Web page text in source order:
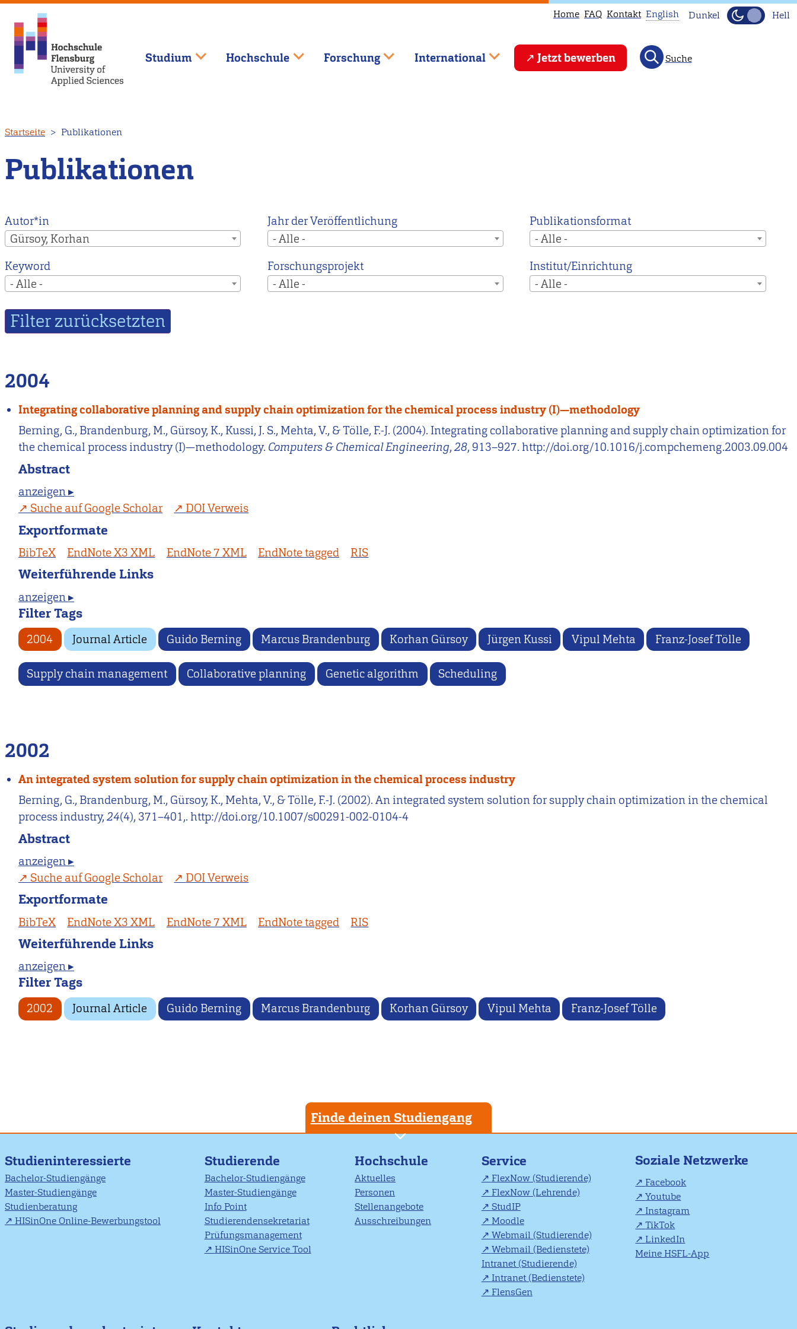
zum
Inhalt
Home FAQ Kontakt
This
page
main
page
English Dunkel Hell
Studium Hochschule Forschung International Jetzt bewerben Suche
Startseite Publikationen
Publikationen
Autor*in
Gürsoy, Korhan
Jahr der Veröffentlichung
- Alle -
Publikationsformat
- Alle -
Keyword
- Alle -
Forschungsprojekt
- Alle -
Institut/Einrichtung
- Alle -
2004
Integrating collaborative planning and supply chain optimization for the chemical process industry (I)—methodology
Berning, G., Brandenburg, M., Gürsoy, K., Kussi, J. S., Mehta, V., & Tölle, F.-J. (2004). Integrating collaborative planning and supply chain optimization for
the chemical process industry (I)—methodology. Computers & Chemical Engineering,28, 913–927. http://doi.org/10.1016/j.compchemeng.2003.09.004
Abstract
anzeigen ▸
Suche auf Google Scholar
DOI Verweis
Exportformate
BibTeX EndNote X3 XML EndNote 7 XML EndNote tagged RIS
Weiterführende Links
anzeigen ▸
Filter Tags
2004 Journal Article Guido Berning Marcus Brandenburg Korhan Gürsoy Jürgen Kussi Vipul Mehta Franz-Josef Tölle
Supply chain management Collaborative planning Genetic algorithm Scheduling
2002
An integrated system solution for supply chain optimization in the chemical process industry
Berning, G., Brandenburg, M., Gürsoy, K., Mehta, V., & Tölle, F.-J. (2002). An integrated system solution for supply chain optimization in the chemical
process industry,24(4), 371–401,. http://doi.org/10.1007/s00291-002-0104-4
Abstract
anzeigen ▸
Suche auf Google Scholar
DOI Verweis
Exportformate
BibTeX EndNote X3 XML EndNote 7 XML EndNote tagged RIS
Weiterführende Links
anzeigen ▸
Filter Tags
2002 Journal Article Guido Berning Marcus Brandenburg Korhan Gürsoy Vipul Mehta Franz-Josef Tölle
Finde deinen Studiengang
Studieninteressierte
Bachelor-Studiengänge
Master-Studiengänge
Studienberatung
HISinOne Online-Bewerbungstool
Studierende
Bachelor-Studiengänge
Master-Studiengänge
Info Point
Studierendensekretariat
Prüfungsmanagement
HISinOne Service Tool
Hochschule
Aktuelles
Personen
Stellenangebote
Ausschreibungen
Service
FlexNow (Studierende)
FlexNow (Lehrende)
StudIP
Moodle
Webmail (Studierende)
Webmail (Bedienstete)
Intranet (Studierende)
Intranet (Bedienstete)
FlensGen
Soziale Netzwerke
Facebook
Youtube
Instagram
TikTok
LinkedIn
Meine HSFL-App